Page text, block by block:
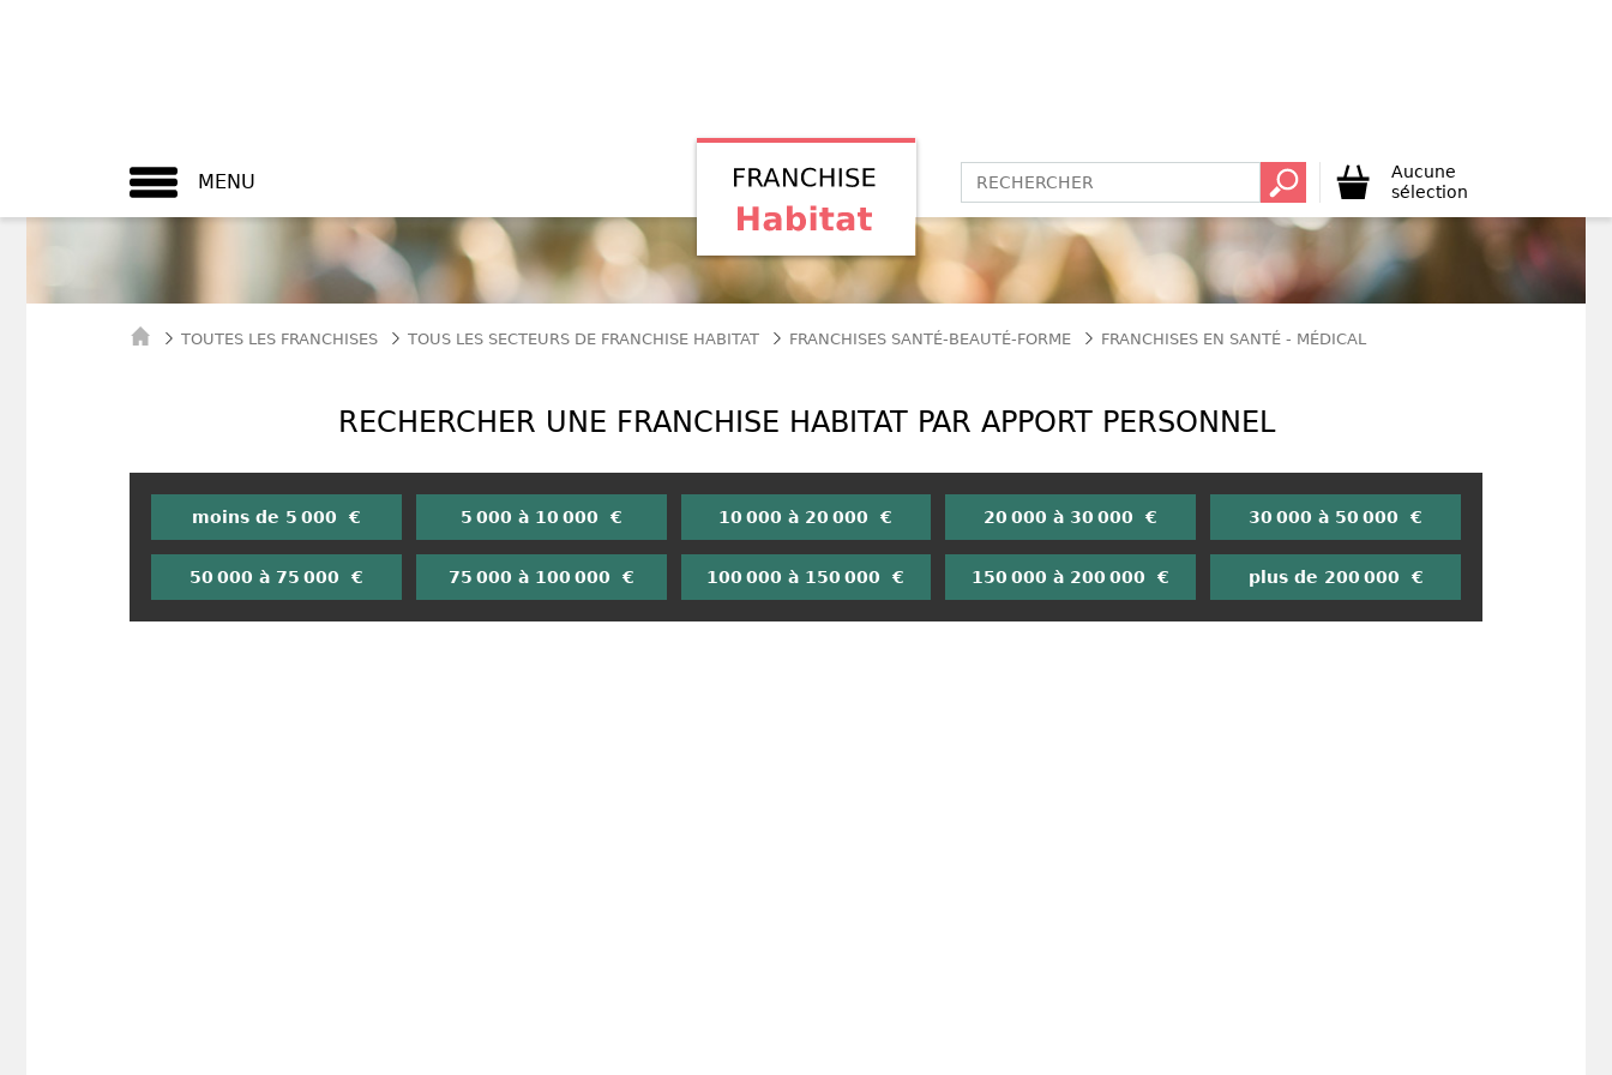
MENU
Aucune
sélection
TOUTES LES FRANCHISES TOUS LES SECTEURS DE FRANCHISE HABITAT FRANCHISES SANTÉ-BEAUTÉ-FORME FRANCHISES EN SANTÉ - MÉDICAL
RECHERCHER UNE FRANCHISE HABITAT PAR APPORT PERSONNEL
moins de 5 000 € 5 000 à 10 000 € 10 000 à 20 000 € 20 000 à 30 000 € 30 000 à 50 000 €
50 000 à 75 000 € 75 000 à 100 000 € 100 000 à 150 000 € 150 000 à 200 000 € plus de 200 000 €